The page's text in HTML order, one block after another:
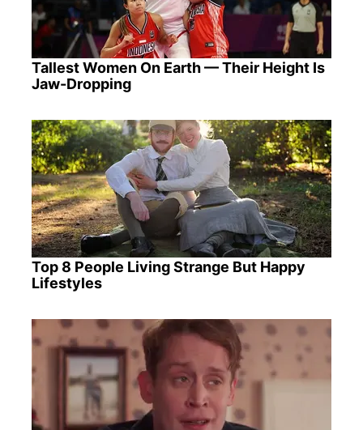
Tallest Women On Earth — Their Height Is
Jaw-Dropping
Top 8 People Living Strange But Happy
Lifestyles